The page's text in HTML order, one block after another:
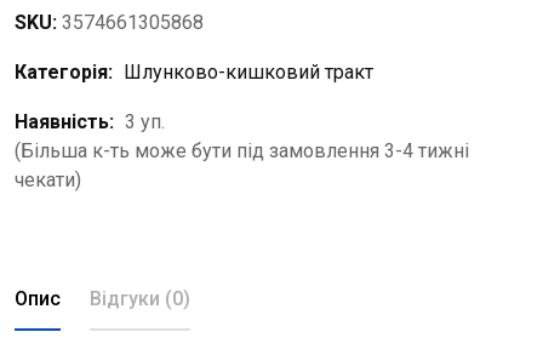
SKU: 3574661305868
Категорія: Шлунково-кишковий тракт
Наявність: 3 уп.
(Більша к-ть може бути під замовлення 3-4 тижні
чекати)
Опис Відгуки (0)